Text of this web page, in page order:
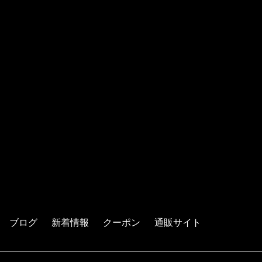
ブログ 新着情報 クーポン 通販サイト